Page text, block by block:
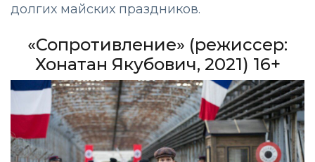
долгих майских праздников.
«Сопротивление» (режиссер:
Хонатан Якубович, 2021) 16+